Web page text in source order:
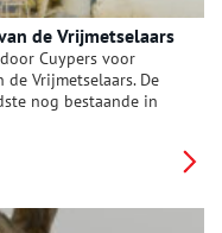
de Vrijmetselaars
Cuypers voor
Vrijmetselaars. De
nog bestaande in